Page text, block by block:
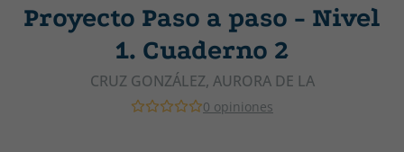
Proyecto Paso a paso - Nivel
1. Cuaderno 2
CRUZ GONZÁLEZ, AURORA DE LA
0 opiniones